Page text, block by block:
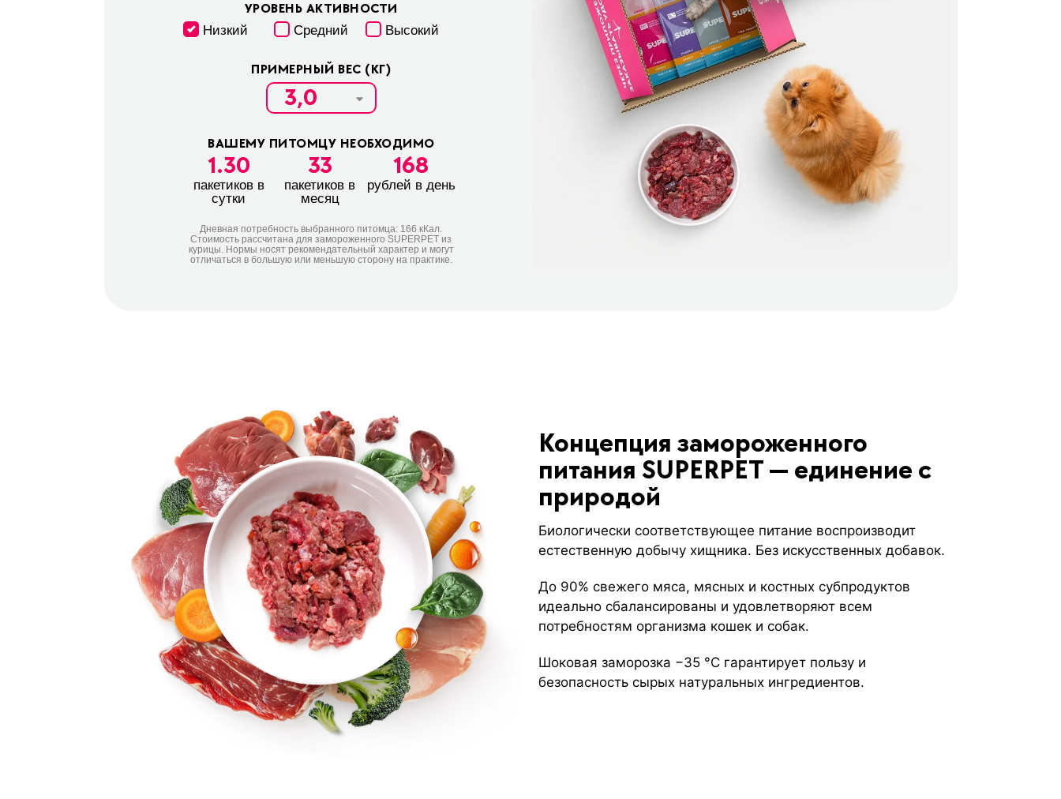
УРОВЕНЬ АКТИВНОСТИ
Низкий Средний Высокий
ПРИМЕРНЫЙ ВЕС (КГ)
ВАШЕМУ ПИТОМЦУ НЕОБХОДИМО
1.30
пакетиков в
сутки
33
пакетиков в
месяц
168
рублей в день
Дневная потребность выбранного питомца: 166 кКал.
Стоимость расcчитана для замороженного SUPERPET из
курицы. Нормы носят рекомендательный характер и могут
отличаться в большую или меньшую сторону на практике.
Концепция замороженного
питания SUPERPET — единение с
природой
Биологически соответствующее питание воспроизводит
естественную добычу хищника. Без искусственных добавок.
До 90% свежего мяса, мясных и костных субпродуктов
идеально сбалансированы и удовлетворяют всем
потребностям организма кошек и собак.
Шоковая заморозка −35 °C гарантирует пользу и
безопасность сырых натуральных ингредиентов.